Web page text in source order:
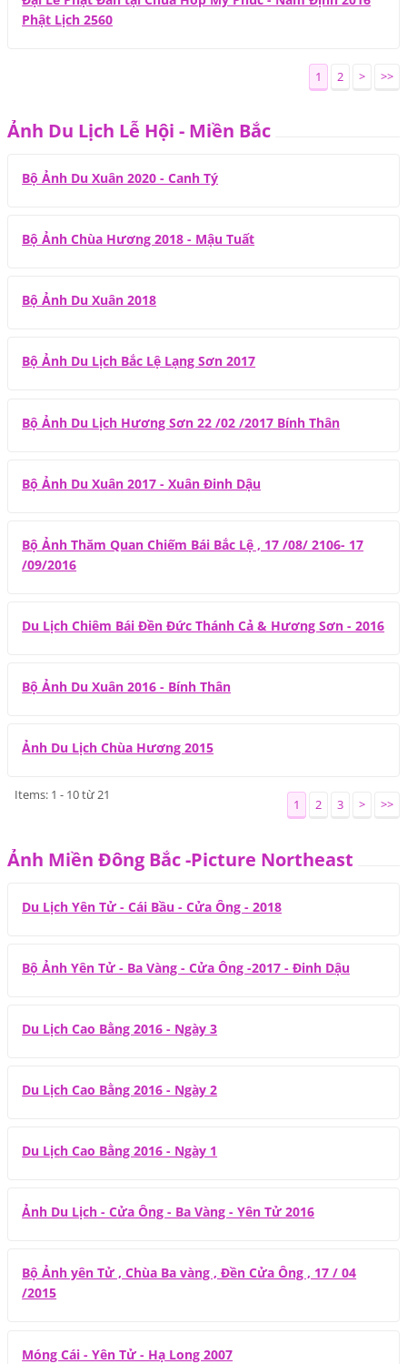
Phật Lịch 2560
1 2 > >>
Ảnh Du Lịch Lễ Hội - Miền Bắc
Bộ Ảnh Du Xuân 2020 - Canh Tý
Bộ Ảnh Chùa Hương 2018 - Mậu Tuất
Bộ Ảnh Du Xuân 2018
Bộ Ảnh Du Lịch Bắc Lệ Lạng Sơn 2017
Bộ Ảnh Du Lịch Hương Sơn 22 /02 /2017 Bính Thân
Bộ Ảnh Du Xuân 2017 - Xuân Đinh Dậu
Bộ Ảnh Thăm Quan Chiếm Bái Bắc Lệ , 17 /08/ 2106- 17
/09/2016
Du Lịch Chiêm Bái Đền Đức Thánh Cả & Hương Sơn - 2016
Bộ Ảnh Du Xuân 2016 - Bính Thân
Ảnh Du Lịch Chùa Hương 2015
Items: 1 - 10 từ 21
1 2 3 > >>
Ảnh Miền Đông Bắc -Picture Northeast
Du Lịch Yên Tử - Cái Bầu - Cửa Ông - 2018
Bộ Ảnh Yên Tử - Ba Vàng - Cửa Ông -2017 - Đinh Dậu
Du Lịch Cao Bằng 2016 - Ngày 3
Du Lịch Cao Bằng 2016 - Ngày 2
Du Lịch Cao Bằng 2016 - Ngày 1
Ảnh Du Lịch - Cửa Ông - Ba Vàng - Yên Tử 2016
Bộ Ảnh yên Tử , Chùa Ba vàng , Đền Cửa Ông , 17 / 04
/2015
Móng Cái - Yên Tử - Hạ Long 2007